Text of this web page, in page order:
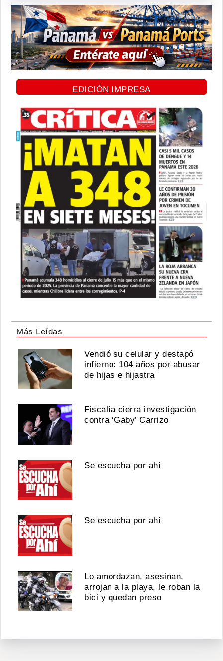
EDICIÓN IMPRESA
Más Leídas
Vendió su celular y destapó
infierno: 104 años por abusar
de hijas e hijastra
Fiscalía cierra investigación
contra ‘Gaby’ Carrizo
Se escucha por ahí
Se escucha por ahí
Lo amordazan, asesinan,
arrojan a la playa, le roban la
bici y quedan preso